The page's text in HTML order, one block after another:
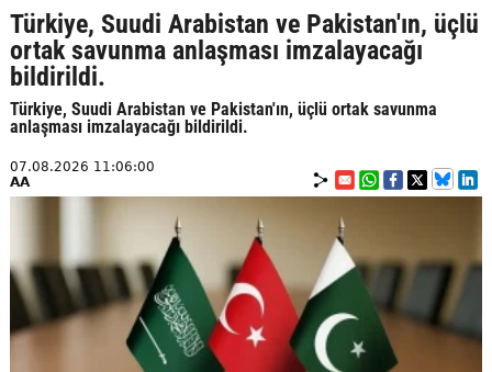
Türkiye, Suudi Arabistan ve Pakistan'ın, üçlü
ortak savunma anlaşması imzalayacağı
bildirildi.
Türkiye, Suudi Arabistan ve Pakistan'ın, üçlü ortak savunma
anlaşması imzalayacağı bildirildi.
07.08.2026 11:06:00
AA